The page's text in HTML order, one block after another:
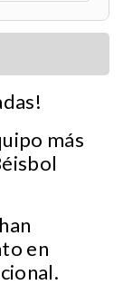
más
en